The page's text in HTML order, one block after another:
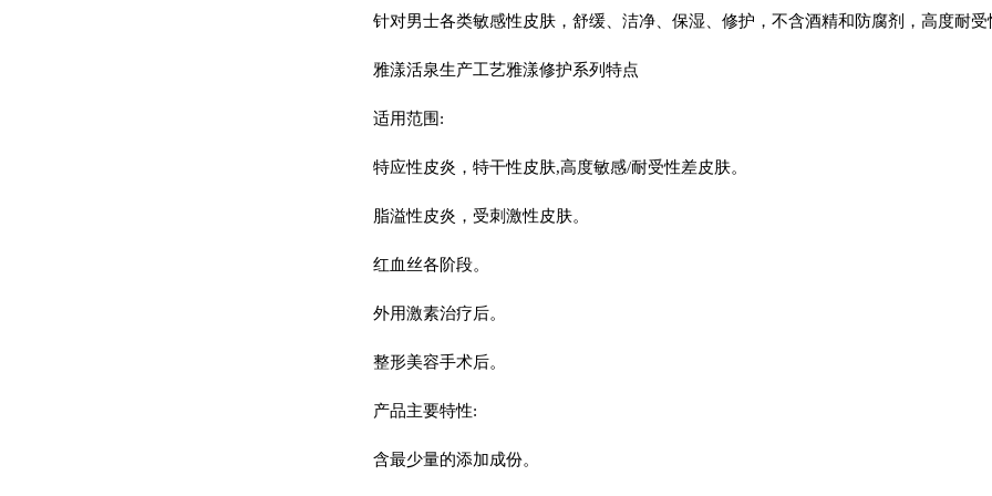
针对男士各类敏感性皮肤，舒缓、洁净、保湿、修护，不含酒精和防腐剂，高度耐受
雅漾活泉生产工艺雅漾修护系列特点
适用范围:
特应性皮炎，特干性皮肤,高度敏感/耐受性差皮肤。
脂溢性皮炎，受刺激性皮肤。
红血丝各阶段。
外用激素治疗后。
整形美容手术后。
产品主要特性:
含最少量的添加成份。